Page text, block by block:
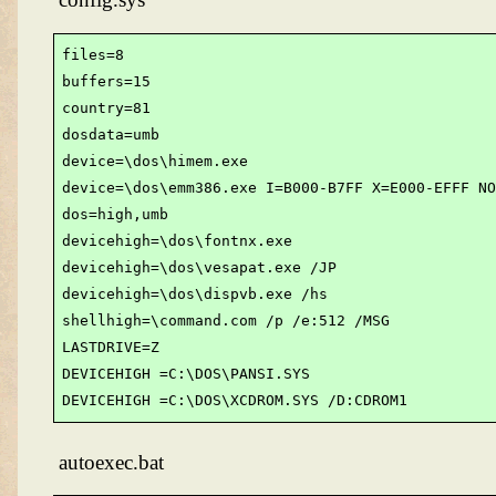
files=8
buffers=15
country=81
dosdata=umb
device=\dos\himem.exe
device=\dos\emm386.exe I=B000-B7FF X=E000-EFFF
dos=high,umb
devicehigh=\dos\fontnx.exe
devicehigh=\dos\vesapat.exe /JP
devicehigh=\dos\dispvb.exe /hs
shellhigh=\command.com /p /e:512 /MSG
LASTDRIVE=Z
DEVICEHIGH =C:\DOS\PANSI.SYS
DEVICEHIGH =C:\DOS\XCDROM.SYS /D:CDROM1
autoexec.bat